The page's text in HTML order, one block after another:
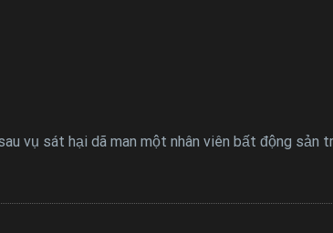
vụ sát hại dã man một nhân viên bất động sản